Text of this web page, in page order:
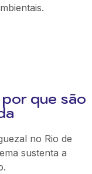
que são
no Rio de
sustenta a